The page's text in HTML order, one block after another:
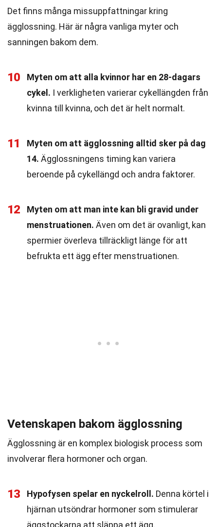
Det finns många missuppfattningar kring
ägglossning. Här är några vanliga myter och
sanningen bakom dem.
10
Myten om att alla kvinnor har en 28-dagars
cykel. I verkligheten varierar cykellängden från
kvinna till kvinna, och det är helt normalt.
11
Myten om att ägglossning alltid sker på dag
14. Ägglossningens timing kan variera
beroende på cykellängd och andra faktorer.
12
Myten om att man inte kan bli gravid under
menstruationen. Även om det är ovanligt, kan
spermier överleva tillräckligt länge för att
befrukta ett ägg efter menstruationen.
Vetenskapen bakom ägglossning
Ägglossning är en komplex biologisk process som
involverar flera hormoner och organ.
13 Hypofysen spelar en nyckelroll. Denna körtel i
hjärnan utsöndrar hormoner som stimulerar
äggstockarna att släppa ett ägg.